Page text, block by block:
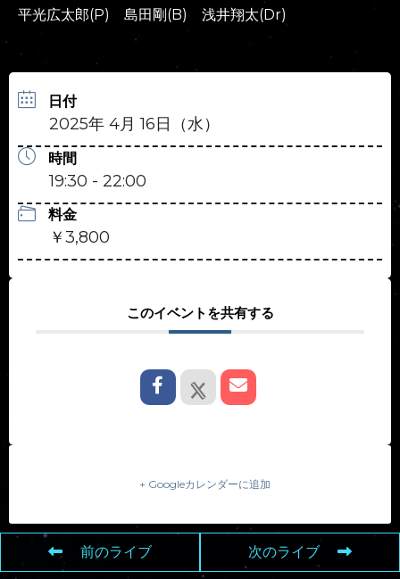
平光広太郎(P) 島田剛(B) 浅井翔太(Dr)
日付
2025年 4月 16日（水）
時間
19:30 - 22:00
料金
￥3,800
このイベントを共有する
+ Googleカレンダーに追加
前のライブ 次のライブ